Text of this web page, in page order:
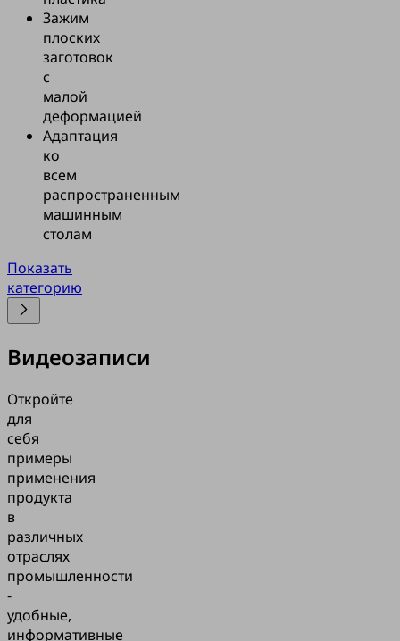
Зажим
плоских
заготовок
с
малой
деформацией
Адаптация
ко
всем
распространенным
машинным
столам
Показать
категорию
Видеозаписи
Откройте
для
себя
примеры
применения
продукта
в
различных
отраслях
промышленности
-
удобные,
информативные